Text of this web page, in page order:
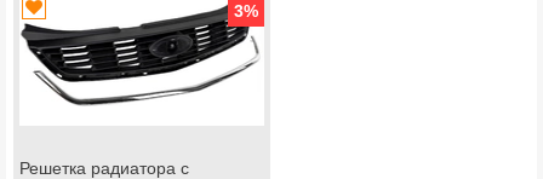
3%
Решетка радиатора с